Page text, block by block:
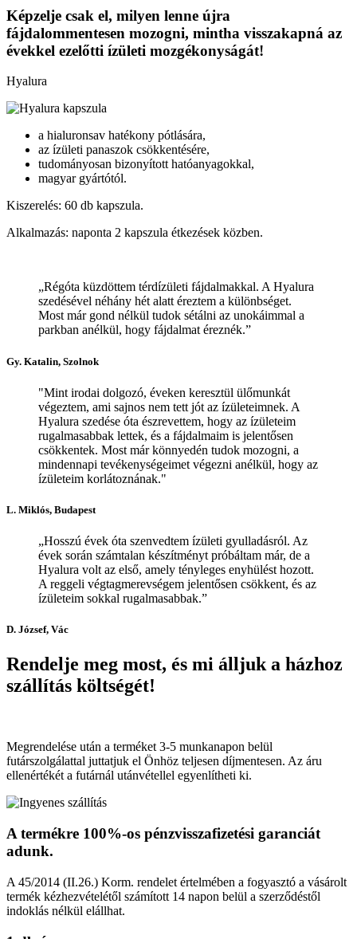
Képzelje csak el, milyen lenne újra
fájdalommentesen mozogni, mintha visszakapná az
évekkel ezelőtti ízületi mozgékonyságát!
Hyalura
a hialuronsav hatékony pótlására,
az ízületi panaszok csökkentésére,
tudományosan bizonyított hatóanyagokkal,
magyar gyártótól.
Kiszerelés: 60 db kapszula.
Alkalmazás: naponta 2 kapszula étkezések közben.
„Régóta küzdöttem térdízületi fájdalmakkal. A Hyalura
szedésével néhány hét alatt éreztem a különbséget.
Most már gond nélkül tudok sétálni az unokáimmal a
parkban anélkül, hogy fájdalmat éreznék.”
Gy. Katalin, Szolnok
"Mint irodai dolgozó, éveken keresztül ülőmunkát
végeztem, ami sajnos nem tett jót az ízületeimnek. A
Hyalura szedése óta észrevettem, hogy az ízületeim
rugalmasabbak lettek, és a fájdalmaim is jelentősen
csökkentek. Most már könnyedén tudok mozogni, a
mindennapi tevékenységeimet végezni anélkül, hogy az
ízületeim korlátoznának."
L. Miklós, Budapest
„Hosszú évek óta szenvedtem ízületi gyulladásról. Az
évek során számtalan készítményt próbáltam már, de a
Hyalura volt az első, amely tényleges enyhülést hozott.
A reggeli végtagmerevségem jelentősen csökkent, és az
ízületeim sokkal rugalmasabbak.”
D. József, Vác
Rendelje meg most, és mi álljuk a házhoz
szállítás költségét!
Megrendelése után a terméket 3-5 munkanapon belül
futárszolgálattal juttatjuk el Önhöz teljesen díjmentesen. Az áru
ellenértékét a futárnál utánvétellel egyenlítheti ki.
A termékre 100%-os pénzvisszafizetési garanciát
adunk.
A 45/2014 (II.26.) Korm. rendelet értelmében a fogyasztó a vásárolt
termék kézhezvételétől számított 14 napon belül a szerződéstől
indoklás nélkül elállhat.